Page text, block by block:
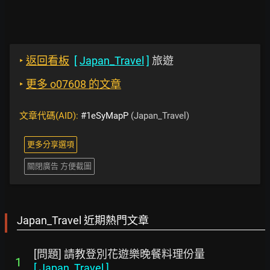
‣ 返回看板 [Japan_Travel ] 旅遊
‣ 更多 o07608 的文章
文章代碼(AID): #1eSyMapP (Japan_Travel)
更多分享選項
關閉廣告 方便截圖
Japan_Travel 近期熱門文章
1
[問題] 請教登別花遊樂晚餐料理份量